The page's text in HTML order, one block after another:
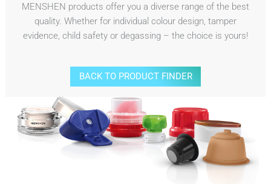
MENSHEN products offer you a diverse range of the best
quality. Whether for individual colour design, tamper
evidence, child safety or degassing – the choice is yours!
BACK TO PRODUCT FINDER